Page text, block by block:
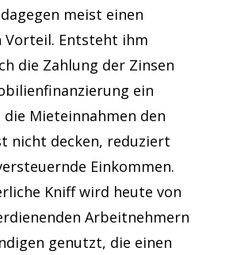
meist einen
Vorteil. Entsteht ihm
die Zahlung der Zinsen
ein
Mieteinnahmen den
nicht decken, reduziert
Einkommen.
Kniff wird heute von
Arbeitnehmern
genutzt, die einen